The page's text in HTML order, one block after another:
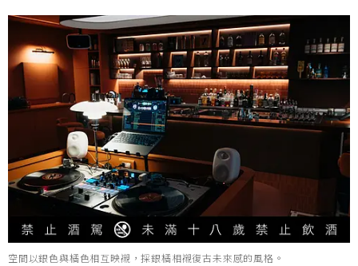
空間以銀色與橘色相互映襯，採銀橘相襯復古未來感的風格。